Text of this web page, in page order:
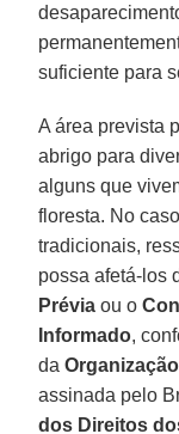
suficiente para
A área prevista
abrigo para
alguns que
floresta. No
tradicionais,
possa afetá-los
Prévia ou o
Informado,
da
assinada pelo
dos Direitos